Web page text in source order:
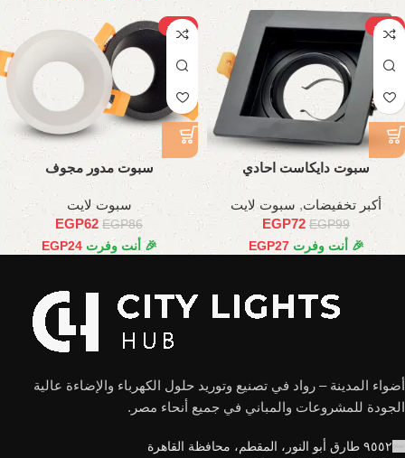
-27%
سبوت دايكاست احادي
أكبر تخفيضات, سبوت لايت
EGP99
EGP72
🎉 أنت وفرت EGP27
-28%
سبوت مدور مجوف
سبوت لايت
EGP86
EGP62
🎉 أنت وفرت EGP24
أضواء المدينة – رواد في تصنيع وتوريد حلول الكهرباء والإضاءة عالية
الجودة للمشروعات والمباني في جميع أنحاء مصر.
٩٥٥٢ طارق أبو النور، المقطم، محافظة القاهرة